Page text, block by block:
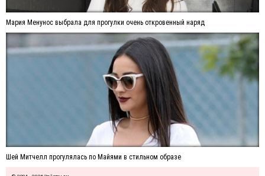
Мария Менунос выбрала для прогулки очень откровенный наряд
Шей Митчелл прогулялась по Майями в стильном образе